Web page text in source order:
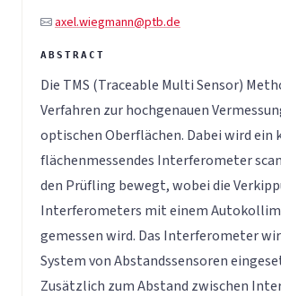
axel.wiegmann@ptb.de
Die TMS (Traceable Multi Sensor)
Verfahren zur hochgenauen
optischen Oberflächen. Dabei wird ein
flächenmessendes Interferometer
den Prüfling bewegt, wobei die
Interferometers mit einem
gemessen wird. Das Interferometer
System von Abstandssensoren
Zusätzlich zum Abstand zwischen